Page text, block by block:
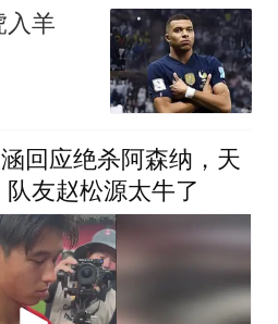
入羊
回应绝杀阿森纳，天
友赵松源太牛了